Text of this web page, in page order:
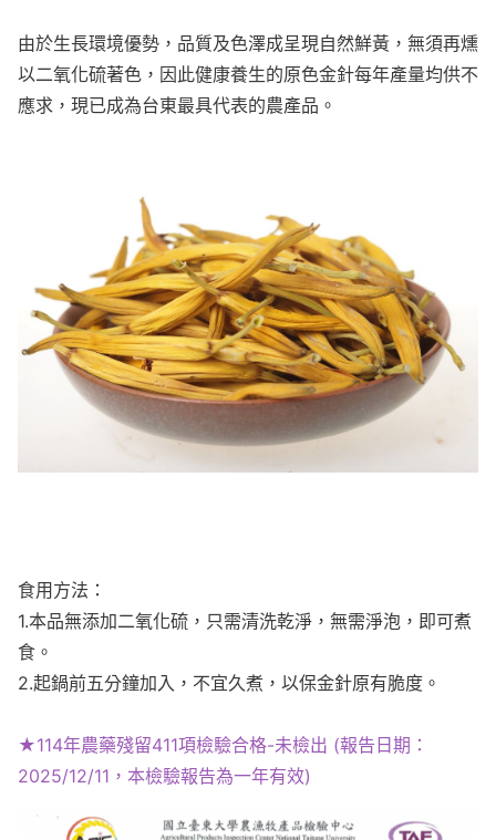
由於生長環境優勢，品質及色澤成呈現自然鮮黃，無須再燻
以二氧化硫著色，因此健康養生的原色金針每年產量均供不
應求，現已成為台東最具代表的農產品。
食用方法：
1.本品無添加二氧化硫，只需清洗乾淨，無需淨泡，即可煮
食。
2.起鍋前五分鐘加入，不宜久煮，以保金針原有脆度。
★114年農藥殘留411項檢驗合格-未檢出 (報告日期：
2025/12/11，本檢驗報告為一年有效)